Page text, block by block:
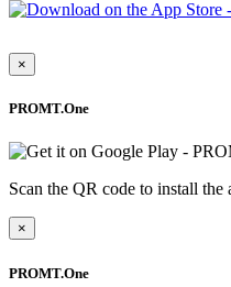
×
PROMT.One
Scan the QR code to install the
×
PROMT.One